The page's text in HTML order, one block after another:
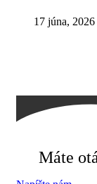
17 júna, 2026
Máte